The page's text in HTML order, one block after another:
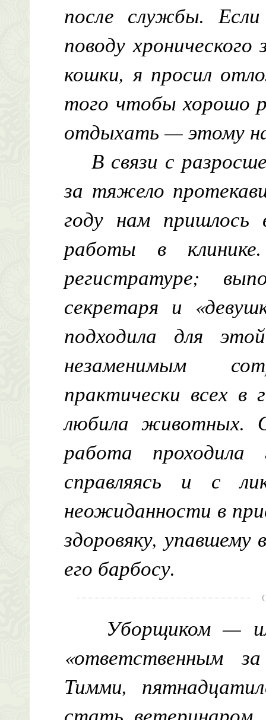
после службы.
поводу
кошки, я просил
того чтобы хорошо
отдыхать — этому
В связи с
за тяжело
году нам пришлось
работы в
регистратуре;
секретаря и
подходила для
незаменимым
практически всех
любила животных.
работа проходила
справляясь и с
неожиданности в
здоровяку,
его барбосу.
Уборщиком —
«ответственным
Тимми,
стать